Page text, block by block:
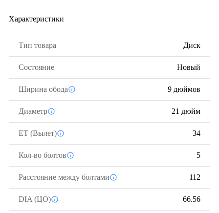
Характеристики
Тип товара Диск
Состояние Новый
Ширина обода 9 дюймов
Диаметр 21 дюйм
ЕТ (Вылет) 34
Кол-во болтов 5
Расстояние между болтами 112
DIA (ЦО) 66.56